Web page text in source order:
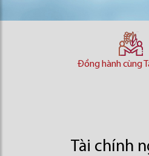
Đồng hành cùng
Tài chính